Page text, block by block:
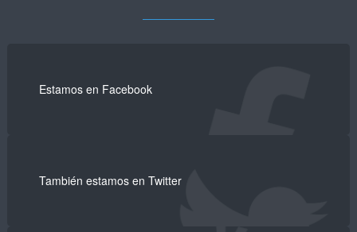
Estamos en Facebook
También estamos en Twitter